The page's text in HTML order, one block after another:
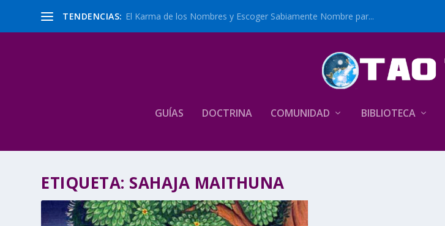
TENDENCIAS: El Karma de los Nombres y Escoger Sabiamente Nombre par...
GUÍAS DOCTRINA COMUNIDAD BIBLIOTECA
ETIQUETA: SAHAJA MAITHUNA